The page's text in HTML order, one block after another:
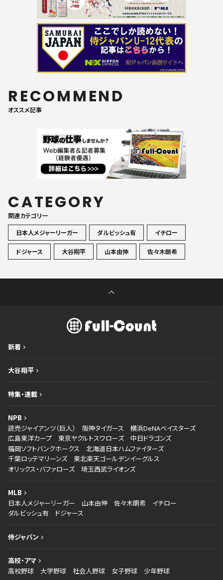
RECOMMEND
オススメ記事
CATEGORY
関連カテゴリ一
日本人メジャーリーガー
ダルビッシュ有 イチロー
ドジャース 大谷翔平 山本由伸 佐々木朗希
新着
大谷翔平
特集・連載
NPB
読売ジャイアンツ（巨人）
阪神タイガース
横浜DeNAベイスターズ
広島東洋カープ
東京ヤクルトスワローズ
中日ドラゴンズ
福岡ソフトバンクホークス
北海道日本ハムファイターズ
千葉ロッテマリーンズ
東北楽天ゴールデンイーグルス
オリックス・バファローズ
埼玉西武ライオンズ
MLB
日本人メジャーリーガー
山本由伸 佐々木朗希
イチロー
ダルビッシュ有
ドジャース
侍ジャパン
高校・アマ
高校野球
大学野球 社会人野球 女子野球 少年野球